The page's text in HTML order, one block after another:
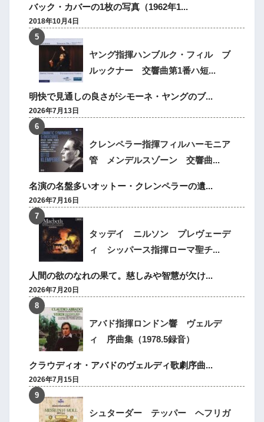
バック・カバーの1枚の写真（1962年1...
2018年10月4日
ヤング指揮ハンブルク・フィル ブ
ルックナー 交響曲第1番ハ短...
明快で見通しの良さがシモーネ・ヤングのブ...
2026年7月13日
クレンペラー指揮フィルハーモニア
管 メンデルスゾーン 交響曲...
名演の名盤多いオットー・クレンペラーの遺...
2026年7月16日
タッデイ ニルソン プレヴェーデ
ィ シッパース指揮ローマ聖チ...
人間の欲のなれの果て。慈しみや智慧が欠け...
2026年7月20日
アバド指揮ロンドン響 ヴェルデ
ィ 序曲集（1978.5録音）
クラウディオ・アバドのヴェルディ歌劇序曲...
2026年7月15日
シュターダー テッパー ヘフリガ